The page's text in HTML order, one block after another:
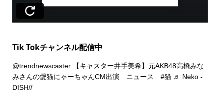
Tik Tokチャンネル配信中
@trendnewscaster【キャスター井手美希】元AKB48高橋みな
みさんの愛猫にゃーちゃんCM出演 ニュース #猫 ♬ Neko -
DISH//